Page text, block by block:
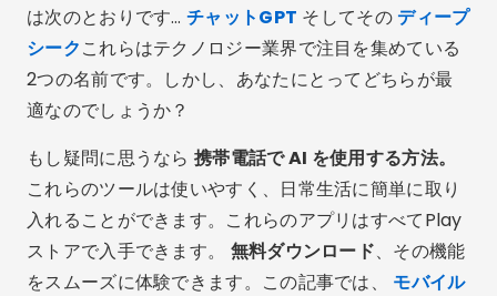
は次のとおりです… チャットGPT そしてその ディープ
シークこれらはテクノロジー業界で注目を集めている
2つの名前です。しかし、あなたにとってどちらが最
適なのでしょうか？
もし疑問に思うなら携帯電話で AI を使用する方法。
これらのツールは使いやすく、日常生活に簡単に取り
入れることができます。これらのアプリはすべてPlay
ストアで入手できます。 無料ダウンロード、その機能
をスムーズに体験できます。この記事では、 モバイル